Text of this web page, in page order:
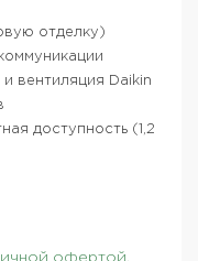
отделку)
вентиляция Daikin
доступность (1,2
офертой.